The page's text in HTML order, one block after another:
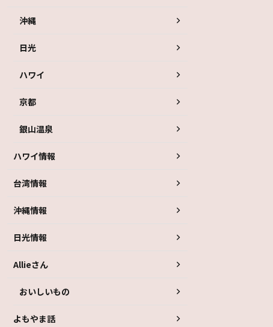
沖縄
日光
ハワイ
京都
銀山温泉
ハワイ情報
台湾情報
沖縄情報
日光情報
Allieさん
おいしいもの
よもやま話